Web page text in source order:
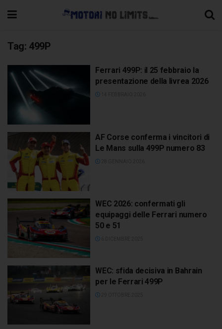
Tag: 499P
Ferrari 499P: il 25 febbraio la
presentazione della livrea 2026
AF Corse conferma i vincitori di
Le Mans sulla 499P numero 83
WEC 2026: confermati gli
equipaggi delle Ferrari numero
50 e 51
WEC: sfida decisiva in Bahrain
per le Ferrari 499P